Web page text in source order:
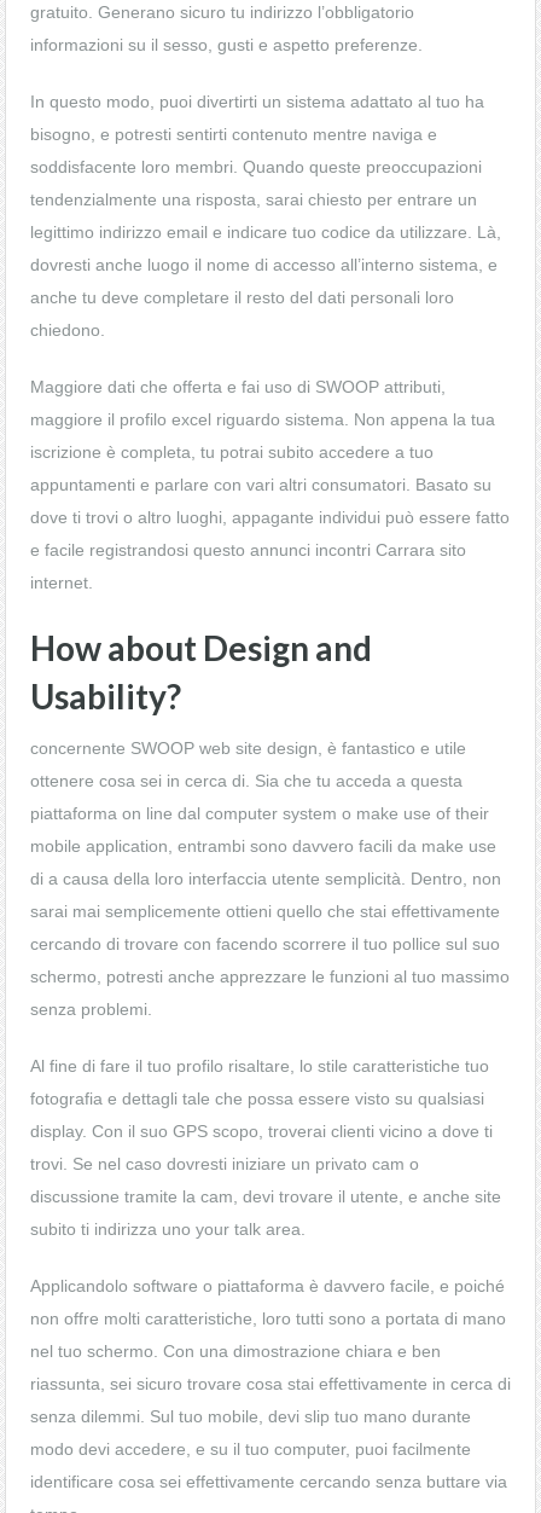
gratuito. Generano sicuro tu indirizzo l’obbligatorio
informazioni su il sesso, gusti e aspetto preferenze.
In questo modo, puoi divertirti un sistema adattato al tuo ha
bisogno, e potresti sentirti contenuto mentre naviga e
soddisfacente loro membri. Quando queste preoccupazioni
tendenzialmente una risposta, sarai chiesto per entrare un
legittimo indirizzo email e indicare tuo codice da utilizzare. Là,
dovresti anche luogo il nome di accesso all’interno sistema, e
anche tu deve completare il resto del dati personali loro
chiedono.
Maggiore dati che offerta e fai uso di SWOOP attributi,
maggiore il profilo excel riguardo sistema. Non appena la tua
iscrizione è completa, tu potrai subito accedere a tuo
appuntamenti e parlare con vari altri consumatori. Basato su
dove ti trovi o altro luoghi, appagante individui può essere fatto
e facile registrandosi questo annunci incontri Carrara sito
internet.
How about Design and
Usability?
concernente SWOOP web site design, è fantastico e utile
ottenere cosa sei in cerca di. Sia che tu acceda a questa
piattaforma on line dal computer system o make use of their
mobile application, entrambi sono davvero facili da make use
di a causa della loro interfaccia utente semplicità. Dentro, non
sarai mai semplicemente ottieni quello che stai effettivamente
cercando di trovare con facendo scorrere il tuo pollice sul suo
schermo, potresti anche apprezzare le funzioni al tuo massimo
senza problemi.
Al fine di fare il tuo profilo risaltare, lo stile caratteristiche tuo
fotografia e dettagli tale che possa essere visto su qualsiasi
display. Con il suo GPS scopo, troverai clienti vicino a dove ti
trovi. Se nel caso dovresti iniziare un privato cam o
discussione tramite la cam, devi trovare il utente, e anche site
subito ti indirizza uno your talk area.
Applicandolo software o piattaforma è davvero facile, e poiché
non offre molti caratteristiche, loro tutti sono a portata di mano
nel tuo schermo. Con una dimostrazione chiara e ben
riassunta, sei sicuro trovare cosa stai effettivamente in cerca di
senza dilemmi. Sul tuo mobile, devi slip tuo mano durante
modo devi accedere, e su il tuo computer, puoi facilmente
identificare cosa sei effettivamente cercando senza buttare via